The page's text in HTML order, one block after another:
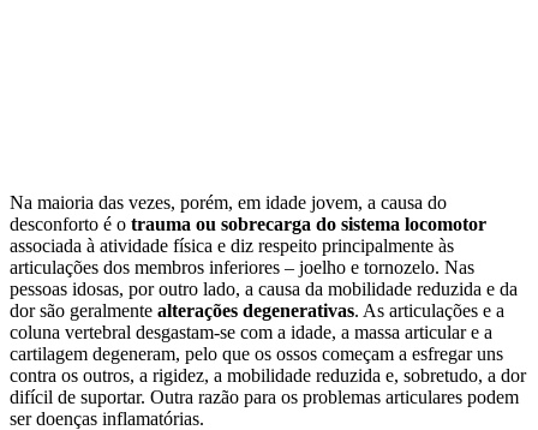
Na maioria das vezes, porém, em idade jovem, a causa do
desconforto é o trauma ou sobrecarga do sistema locomotor
associada à atividade física e diz respeito principalmente às
articulações dos membros inferiores – joelho e tornozelo. Nas
pessoas idosas, por outro lado, a causa da mobilidade reduzida e da
dor são geralmente alterações degenerativas. As articulações e a
coluna vertebral desgastam-se com a idade, a massa articular e a
cartilagem degeneram, pelo que os ossos começam a esfregar uns
contra os outros, a rigidez, a mobilidade reduzida e, sobretudo, a dor
difícil de suportar. Outra razão para os problemas articulares podem
ser doenças inflamatórias.